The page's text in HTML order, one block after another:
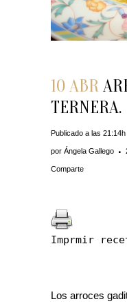
10 ABR
TERNERA.
Publicado a las 21:14h
por Ángela Gallego
Comparte
Imprmir
Los arroces